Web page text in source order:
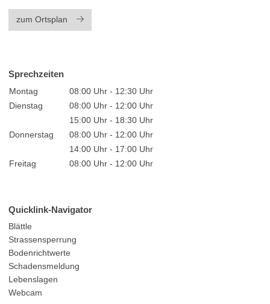
zum Ortsplan
Sprechzeiten
Montag
08:00 Uhr - 12:30 Uhr
Dienstag
08:00 Uhr - 12:00 Uhr
15:00 Uhr - 18:30 Uhr
Donnerstag
08:00 Uhr - 12:00 Uhr
14:00 Uhr - 17:00 Uhr
Freitag
08:00 Uhr - 12:00 Uhr
Quicklink-Navigator
Blättle
Strassensperrung
Bodenrichtwerte
Schadensmeldung
Lebenslagen
Webcam